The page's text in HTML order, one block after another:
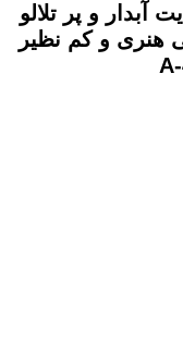
آبدار و پر تلالو
با ساختی هنری و کم نظیر